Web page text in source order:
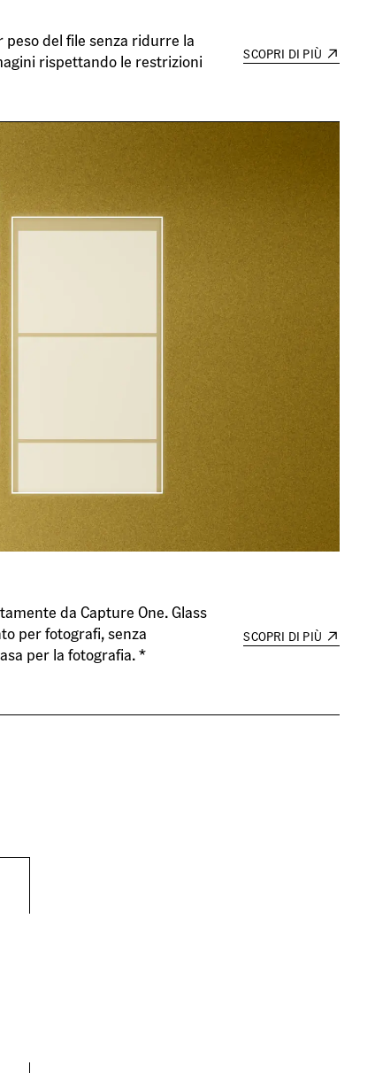
del file senza ridurre la
rispettando le restrizioni
SCOPRI DI PIÙ
da Capture One. Glass
per fotografi, senza
per la fotografia. *
SCOPRI DI PIÙ